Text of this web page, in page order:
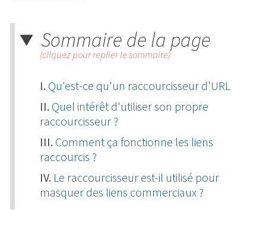
Sommaire de la page
(cliquez pour replier le sommaire)
Qu'est-ce qu'un raccourcisseur d'URL
Quel intérêt d'utiliser son propre
raccourcisseur ?
Comment ça fonctionne les liens
raccourcis ?
Le raccourcisseur est-il utilisé pour
masquer des liens commerciaux ?